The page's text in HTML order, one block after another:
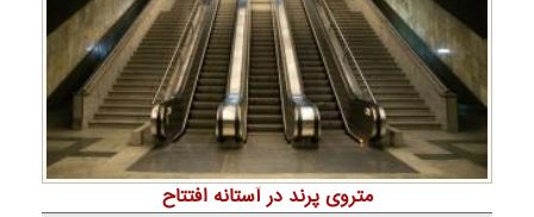
متروی پرند در آستانه افتتاح